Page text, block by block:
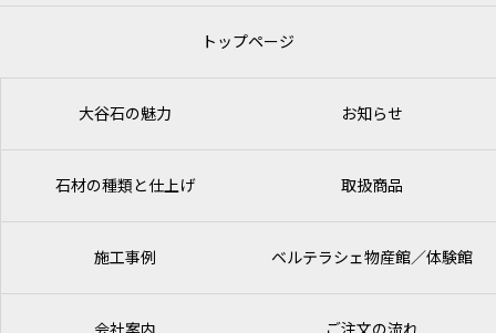
トップページ
大谷石の魅力 お知らせ
石材の種類と仕上げ 取扱商品
施工事例 ベルテラシェ物産館／体験館